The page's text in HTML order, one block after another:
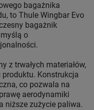
bagażnika
to Thule Wingbar Evo
bagażnik
o
z trwałych materiałów,
produktu. Konstrukcja
co pozwala na
aerodynamiki
niższe zużycie paliwa.